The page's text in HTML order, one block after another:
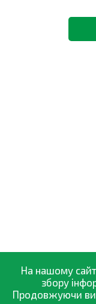
На нашому
збору
Продовжуючи